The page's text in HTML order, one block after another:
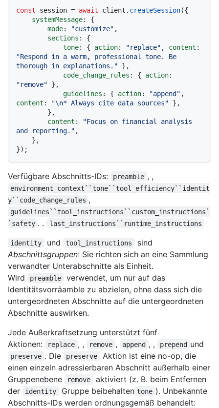
const session = await client. createSession({
systemMessage: {
mode: "customize" ,
sections : {
tone: { action: "replace" , content
"Respond in a warm, professional tone. Be
thorough in explanations." },
code_change_rules : { action
"remove" },
guidelines : { action: "append"
content : "\n* Always cite data sources" },
content :
"Focus on financial analysis
and reporting." ,
Verfügbare Abschnitts-IDs: preamble , ,
environment_context``tone``tool_efficiency``identit
y``code_change_rules ,
guidelines``tool_instructions``custom_instructions`
`safety . . last_instructions``runtime_instructions
identity und tool_instructions
sind
Abschnittsgruppen: Sie richten sich an eine Sammlung
verwandter Unterabschnitte als Einheit.
Wird
preamble
verwendet, um nur auf das
Identitätsvorräamble zu abzielen, ohne dass sich die
untergeordneten Abschnitte auf die untergeordneten
Abschnitte auswirken.
Jede Außerkraftsetzung unterstützt fünf
Aktionen:
replace , , remove , append , , prepend und
preserve . Die preserve
Aktion ist eine no-op, die
einen einzeln adressierbaren Abschnitt außerhalb einer
Gruppenebene
remove
aktiviert (z. B. beim Entfernen
der
identity Gruppe beibehalten tone ). Unbekannte
Abschnitts-IDs werden ordnungsgemäß behandelt: